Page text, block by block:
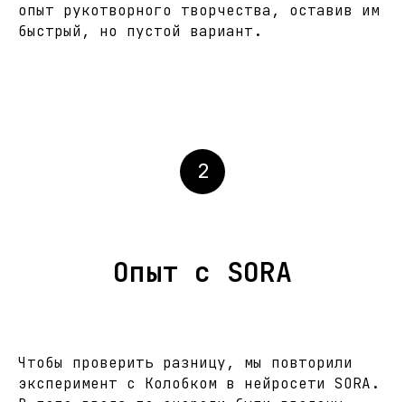
опыт рукотворного творчества, оставив им
быстрый, но пустой вариант.
2
Опыт с SORA
Чтобы проверить разницу, мы повторили
эксперимент с Колобком в нейросети SORA.